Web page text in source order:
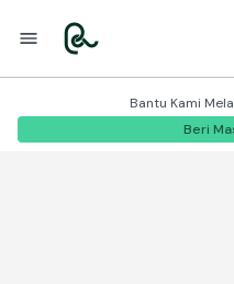
Bantu Kami
Beri